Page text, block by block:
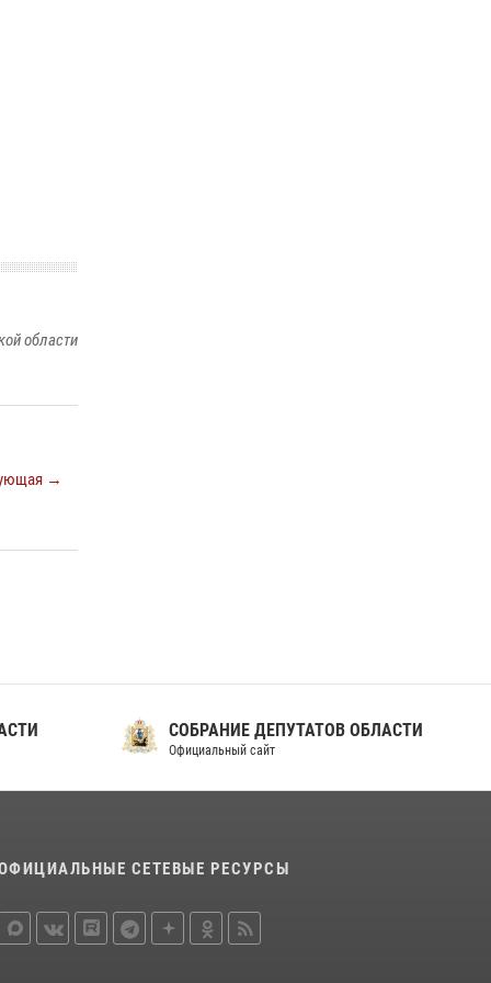
области
→
СОБРАНИЕ ДЕПУТАТОВ ОБЛАСТИ
Официальный сайт
СЕТЕВЫЕ РЕСУРСЫ